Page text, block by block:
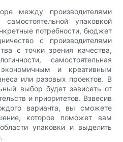
между производителями
упаковкой
потребности, бюджет
с производителями
с точки зрения качества,
самостоятельная
и креативным
или разовых проектов. В
выбор будет зависеть от
и приоритетов. Взвесив
варианта, вы сможете
которое поможет вам
упаковки и выделить